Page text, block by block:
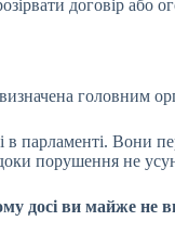
договір або
головним
в парламенті. Вони
порушення не
ви майже не